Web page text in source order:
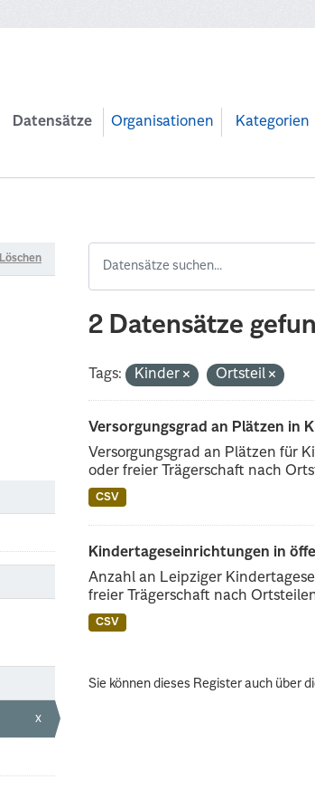
Datensätze Organisationen Kategorien
Löschen
x
2 Datensätze
Tags: Kinder Ortsteil
Versorgungsgrad an Plätzen in
Versorgungsgrad an Plätzen für
oder freier Trägerschaft nach
CSV
Kindertageseinrichtungen in
Anzahl an Leipziger
freier Trägerschaft nach
CSV
Sie können dieses Register auch über